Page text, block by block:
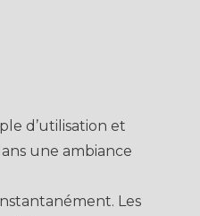
d’utilisation et
une ambiance
Les